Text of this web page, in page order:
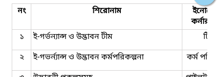
নং শিরোনাম
কর্নার
১
ই-গর্ভন্যান্স ও উদ্ভাবন টীম
টিম
২
ই-গভর্ন্যান্স ও উদ্ভাবন কর্মপরিকল্পনা
কর্ম